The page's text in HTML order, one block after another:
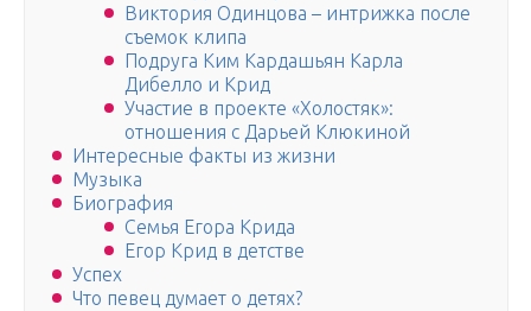
Виктория Одинцова – интрижка после
съемок клипа
Подруга Ким Кардашьян Карла
Дибелло и Крид
Участие в проекте «Холостяк»:
отношения с Дарьей Клюкиной
Интересные факты из жизни
Музыка
Биография
Семья Егора Крида
Егор Крид в детстве
Успех
Что певец думает о детях?